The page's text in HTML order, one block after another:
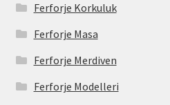
Ferforje Korkuluk
Ferforje Masa
Ferforje Merdiven
Ferforje Modelleri